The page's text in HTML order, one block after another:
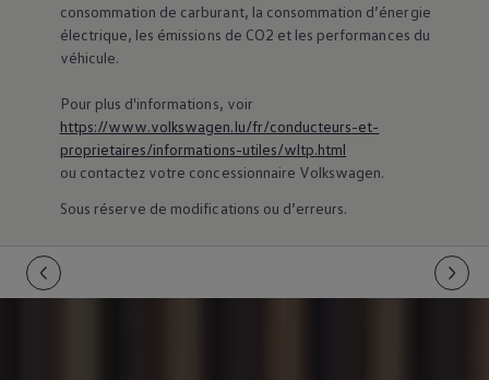
consommation de carburant, la consommation d’énergie
électrique, les émissions de CO2 et les performances du
véhicule.
Pour plus d'informations, voir
https://www.volkswagen.lu/fr/conducteurs-et-
proprietaires/informations-utiles/wltp.html
ou contactez votre concessionnaire Volkswagen.
Sous réserve de modifications ou d’erreurs.